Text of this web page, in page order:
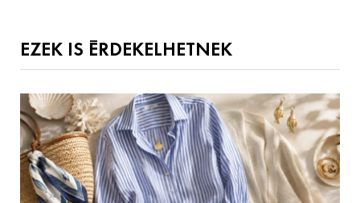
EZEK IS ÉRDEKELHETNEK